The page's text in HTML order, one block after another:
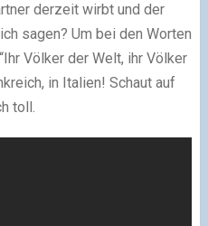
derzeit wirbt und der
sagen? Um bei den Worten
Völker der Welt, ihr Völker
in Italien! Schaut auf
toll.